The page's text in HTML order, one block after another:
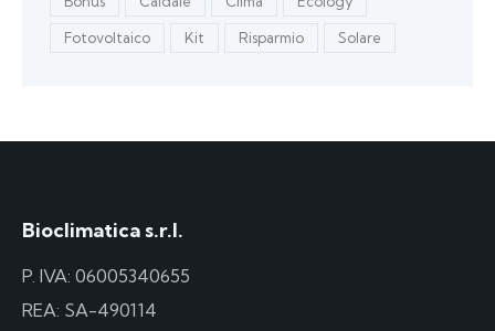
Fotovoltaico Kit Risparmio Solare
Bioclimatica s.r.l.
P. IVA: 06005340655
REA: SA-490114